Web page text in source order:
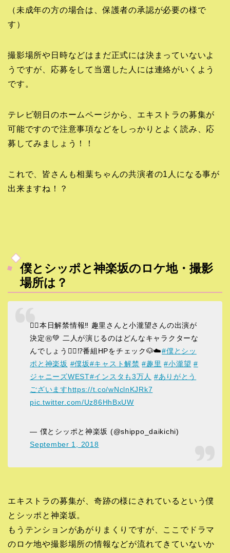
（未成年の方の場合は、保護者の承認が必要の様で
す）
撮影場所や日時などはまだ正式には決まっていないよ
うですが、応募をして当選した人には連絡がいくよう
です。
テレビ朝日のホームページから、エキストラの募集が
可能ですので注意事項などをしっかりとよく読み、応
募してみましょう！！
これで、皆さんも相葉ちゃんの共演者の1人になる事が
出来ますね！？
僕とシッポと神楽坂のロケ地・撮影
場所は？
🙋‍♂️本日解禁情報‼️ 趣里さんと小瀧望さんの出演が
決定㊗️💚 二人が演じるのはどんなキャラクターな
んでしょう💁‍♂️⁉️番組HPをチェック🐶☁️#僕とシッ
ポと神楽坂 #僕坂#キャスト解禁 #趣里 #小瀧望 #
ジャニーズWEST#インスタも3万人 #ありがとう
ございますhttps://t.co/wNclnKJRk7
pic.twitter.com/Uz86HhBxUW
— 僕とシッポと神楽坂 (@shippo_daikichi)
September 1, 2018
エキストラの募集が、奇跡の様にされているという僕
とシッポと神楽坂。
もうテンションがあがりまくりですが、ここでドラマ
のロケ地や撮影場所の情報などが流れてきていないか